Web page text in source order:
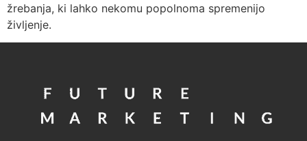
žrebanja, ki lahko nekomu popolnoma spremenijo
življenje.